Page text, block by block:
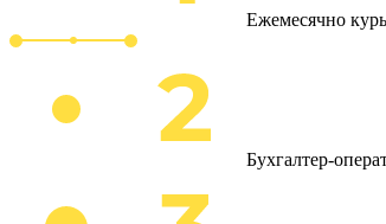
Ежемесячно
Бухгалтер-